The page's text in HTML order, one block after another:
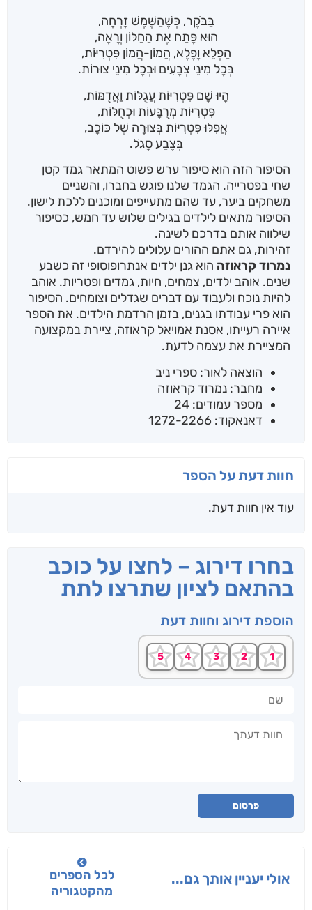
בַּבֹּקֶר, כְּשֶׁהַשֶּׁמֶשׁ זָרְחָה,
הוּא פָּתַח אֶת הַחַלּוֹן וְרָאָה,
הַפְלֵא וָפֶלֶא, הֲמוֹן-הֲמוֹן פִּטְרִיּוֹת,
בְּכָל מִינֵי צְבָעִים וּבְכָל מִינֵי צוּרוֹת.
הָיוּ שָׁם פִּטְרִיּוֹת עֲגֻלּוֹת וַאֲדֻמּוֹת,
פִּטְרִיּוֹת מְרֻבָּעוֹת וּכְחֻלּוֹת,
אֲפִלּוּ פִּטְרִיּוֹת בְּצוּרָה שֶׁל כּוֹכָב,
בְּצֶבַע סָגֹל.
הסיפור הזה הוא סיפור ערש פשוט המתאר גמד קטן
שחי בפטרייה. הגמד שלנו פוגש בחברו, והשניים
משחקים ביער, עד שהם מתעייפים ומוכנים ללכת לישון.
הסיפור מתאים לילדים בגילים שלוש עד חמש, כסיפור
שילווה אותם בדרכם לשינה.
זהירות, גם אתם ההורים עלולים להירדם.
נמרוד קראוזה הוא גנן ילדים אנתרופוסופי זה כשבע
שנים. אוהב ילדים, צמחים, חיות, גמדים ופטריות. אוהב
להיות נוכח ולעבוד עם דברים שגדלים וצומחים. הסיפור
הוא פרי עבודתו בגנים, בזמן הרדמת הילדים. את הספר
איירה רעייתו, אסנת אמויאל קראוזה, ציירת במקצועה
המציירת את עצמה לדעת.
הוצאה לאור: ספרי ניב
מחבר: נמרוד קראוזה
מספר עמודים: 24
דאנאקוד: 1272-2266
חוות דעת על הספר
עוד אין חוות דעת.
בחרו דירוג – לחצו על כוכב
בהתאם לציון שתרצו לתת
הוספת דירוג וחוות דעת
פרסום
אולי יעניין אותך גם...
לכל הספרים
מהקטגוריה